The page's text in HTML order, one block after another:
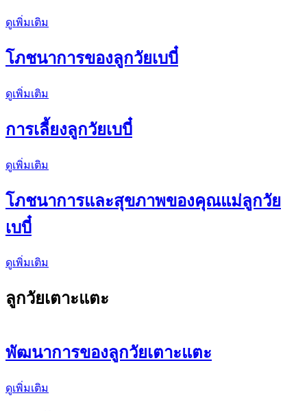
ดูเพิ่มเติม
โภชนาการของลูกวัยเบบี๋
ดูเพิ่มเติม
การเลี้ยงลูกวัยเบบี๋
ดูเพิ่มเติม
โภชนาการและสุขภาพของคุณแม่ลูกวัย
เบบี๋
ดูเพิ่มเติม
ลูกวัยเตาะแตะ
พัฒนาการของลูกวัยเตาะแตะ
ดูเพิ่มเติม